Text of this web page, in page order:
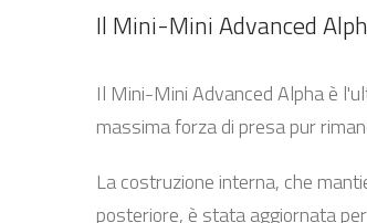
Il Mini-Mini Advanced
Il Mini-Mini Advanced Alpha è
massima forza di presa pur
La costruzione interna, che
posteriore, è stata aggiornata